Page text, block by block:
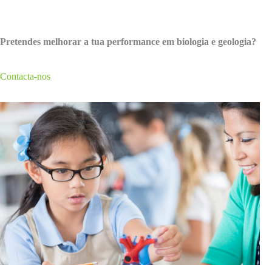
Pretendes melhorar a tua performance em biologia e geologia?
Contacta-nos